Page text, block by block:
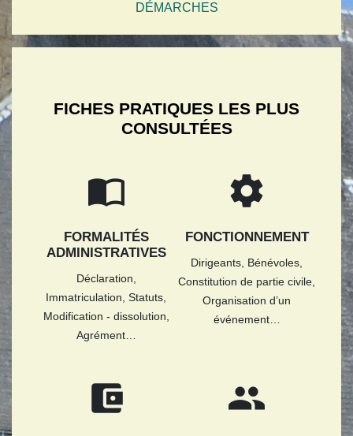
DÉMARCHES
FICHES PRATIQUES LES PLUS
CONSULTÉES
import_contacts
FORMALITÉS
ADMINISTRATIVES
Déclaration,
Immatriculation,Statuts,
Modification - dissolution,
Agrément…
settings
FONCTIONNEMENT
Dirigeants, Bénévoles,
Constitution de partie civile,
Organisation d’un
événement…
account_balance_wallet group